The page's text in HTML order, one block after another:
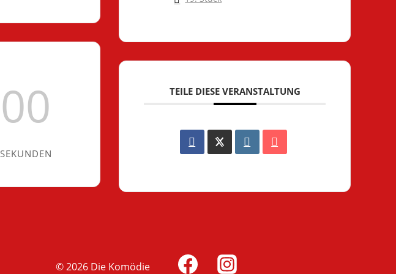
00
SEKUNDEN
TEILE DIESE VERANSTALTUNG
© 2026 Die Komödie